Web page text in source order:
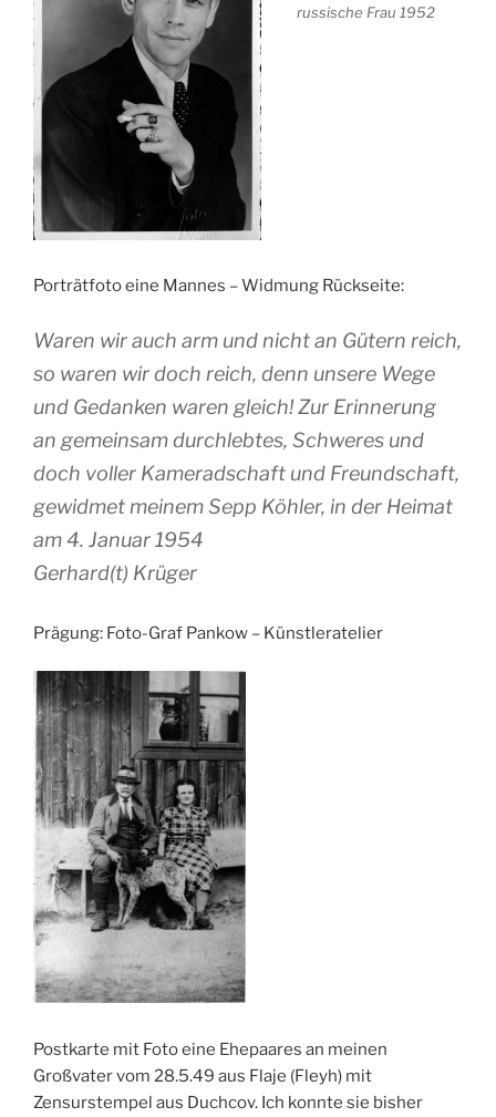
russische Frau 1952
Porträtfoto eine Mannes – Widmung Rückseite:
Waren wir auch arm und nicht an Gütern reich,
so waren wir doch reich, denn unsere Wege
und Gedanken waren gleich! Zur Erinnerung
an gemeinsam durchlebtes, Schweres und
doch voller Kameradschaft und Freundschaft,
gewidmet meinem Sepp Köhler, in der Heimat
am 4. Januar 1954
Gerhard(t) Krüger
Prägung: Foto-Graf Pankow – Künstleratelier
Postkarte mit Foto eine Ehepaares an meinen
Großvater vom 28.5.49 aus Flaje (Fleyh) mit
Zensurstempel aus Duchcov. Ich konnte sie bisher